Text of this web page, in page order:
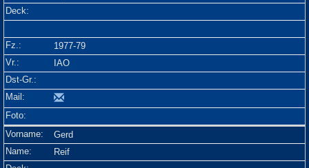
1977-79
IAO
Gerd
Reif